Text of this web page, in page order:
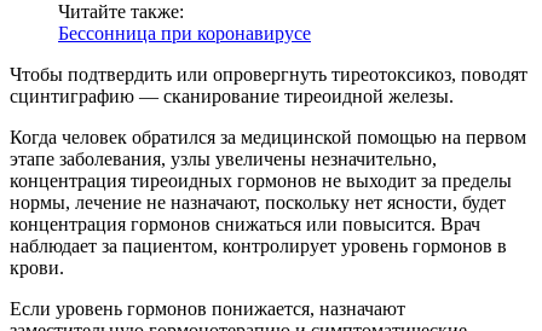
Читайте также:
Бессонница при коронавирусе
Чтобы подтвердить или опровергнуть тиреотоксикоз, поводят
сцинтиграфию — сканирование тиреоидной железы.
Когда человек обратился за медицинской помощью на первом
этапе заболевания, узлы увеличены незначительно,
концентрация тиреоидных гормонов не выходит за пределы
нормы, лечение не назначают, поскольку нет ясности, будет
концентрация гормонов снижаться или повысится. Врач
наблюдает за пациентом, контролирует уровень гормонов в
крови.
Если уровень гормонов понижается, назначают